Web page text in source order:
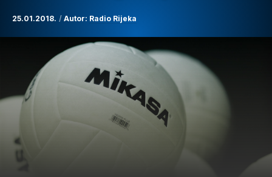
25.01.2018. Autor: Radio Rijeka